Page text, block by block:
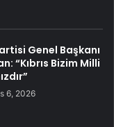
Genel Başkanı
“Kıbrıs Bizim Milli
6, 2026